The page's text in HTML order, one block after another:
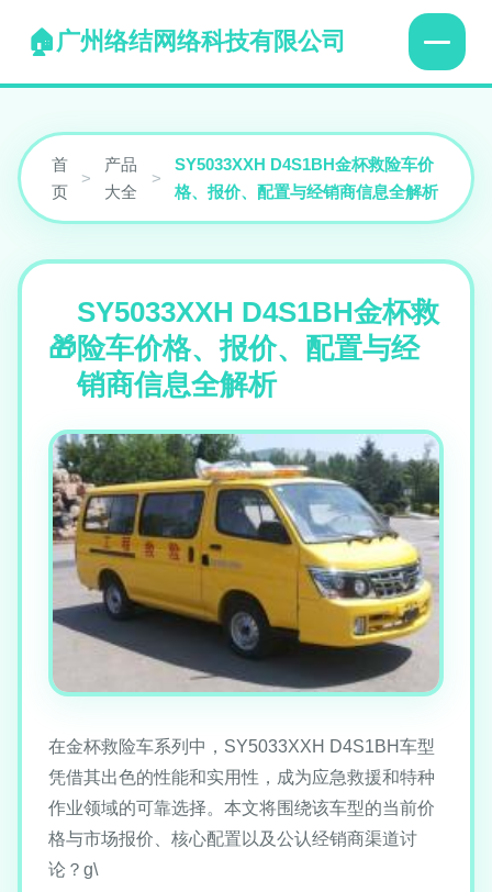
广州络结网络科技有限公司
首
页
>
产品
大全
>
SY5033XXH D4S1BH金杯救险车价
格、报价、配置与经销商信息全解析
SY5033XXH D4S1BH金杯救
险车价格、报价、配置与经
销商信息全解析
在金杯救险车系列中，SY5033XXH D4S1BH车型
凭借其出色的性能和实用性，成为应急救援和特种
作业领域的可靠选择。本文将围绕该车型的当前价
格与市场报价、核心配置以及公认经销商渠道讨
论？g\